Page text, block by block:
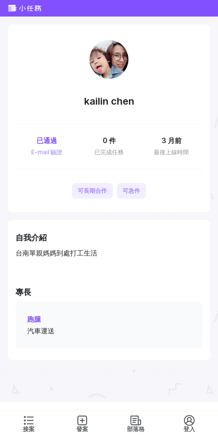
接案 發案 部落格 登入
kailin chen
E-mail 驗證
已通過
已完成任務
0 件
最後上線時間
3 月前
可長期合作 可急件
自我介紹
台南單親媽媽到處打工生活
專長
跑腿
汽車運送